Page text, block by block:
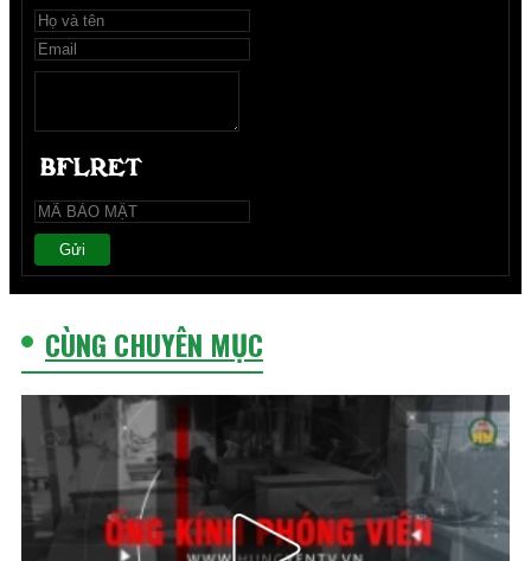
Gửi
CÙNG CHUYÊN MỤC